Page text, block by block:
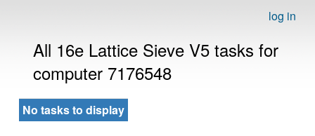
log in
All 16e Lattice Sieve V5 tasks for
computer 7176548
No tasks to display